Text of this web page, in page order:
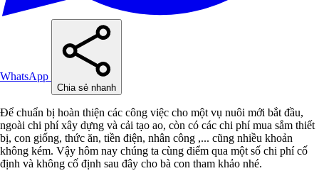
WhatsApp
Chia sẻ nhanh
Để chuẩn bị hoàn thiện các công việc cho một vụ nuôi mới bắt đầu,
ngoài chi phí xây dựng và cải tạo ao, còn có các chi phí mua sắm thiết
bị, con giống, thức ăn, tiền điện, nhân công ,... cũng nhiều khoản
không kém. Vậy hôm nay chúng ta cùng điểm qua một số chi phí cố
định và không cố định sau đây cho bà con tham khảo nhé.